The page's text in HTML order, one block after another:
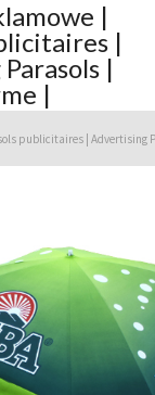
|
|
|
|
publicitaires | Advertising